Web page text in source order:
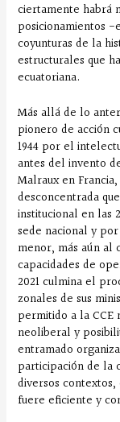
ciertamente habrá
posicionamientos
coyunturas de la
estructurales que
ecuatoriana.
Más allá de lo
pionero de acción
1944 por el
antes del invento
Malraux en
desconcentrada
institucional en las
sede nacional y
menor, más aún al
capacidades de
2021 culmina el
zonales de sus
permitido a la CCE
neoliberal y
entramado
participación de la
diversos
fuere eficiente y